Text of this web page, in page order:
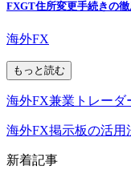
FXGT住所変更手続きの
海外FX
もっと読む
海外FX兼業トレーダ
海外FX掲示板の活用
新着記事